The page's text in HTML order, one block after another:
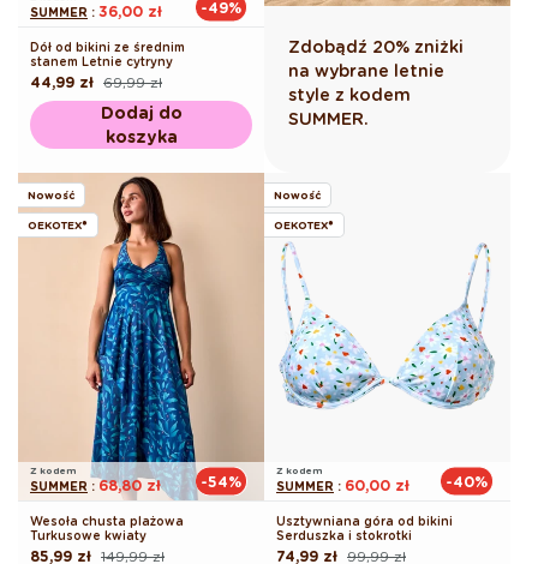
SUMMER : 36,00 zł -49%
Dół od bikini ze średnim
stanem Letnie cytryny
Cena
regularna
69,99 zł
Cena
promocyjna
44,99 zł
Dodaj do
koszyka
Zdobądź 20% zniżki
na wybrane letnie
style z kodem
SUMMER.
Nowość
OEKOTEX®
Z kodem
SUMMER : 68,80 zł -54%
Wesoła chusta plażowa
Turkusowe kwiaty
Cena
149,99 zł
Cena
85,99 zł
Nowość
OEKOTEX®
Z kodem
SUMMER : 60,00 zł -40%
Usztywniana góra od bikini
Serduszka i stokrotki
Cena
99,99 zł
Cena
74,99 zł